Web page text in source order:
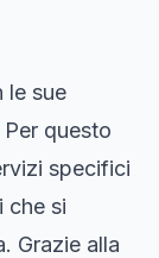
le sue
questo
specifici
che si
Grazie alla